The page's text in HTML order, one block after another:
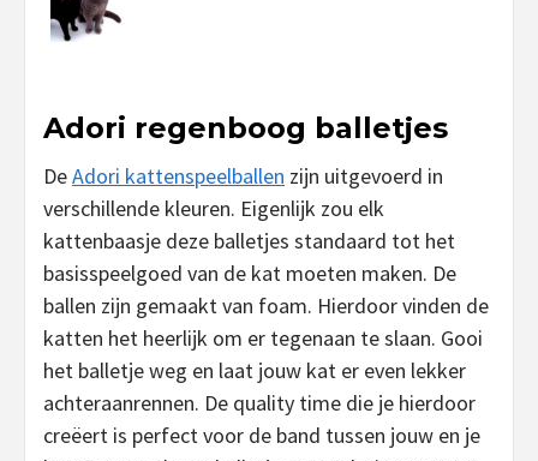
Adori regenboog balletjes
DeAdori kattenspeelballen zijn uitgevoerd in
verschillende kleuren. Eigenlijk zou elk
kattenbaasje deze balletjes standaard tot het
basisspeelgoed van de kat moeten maken. De
ballen zijn gemaakt van foam. Hierdoor vinden de
katten het heerlijk om er tegenaan te slaan. Gooi
het balletje weg en laat jouw kat er even lekker
achteraanrennen. De quality time die je hierdoor
creëert is perfect voor de band tussen jouw en je